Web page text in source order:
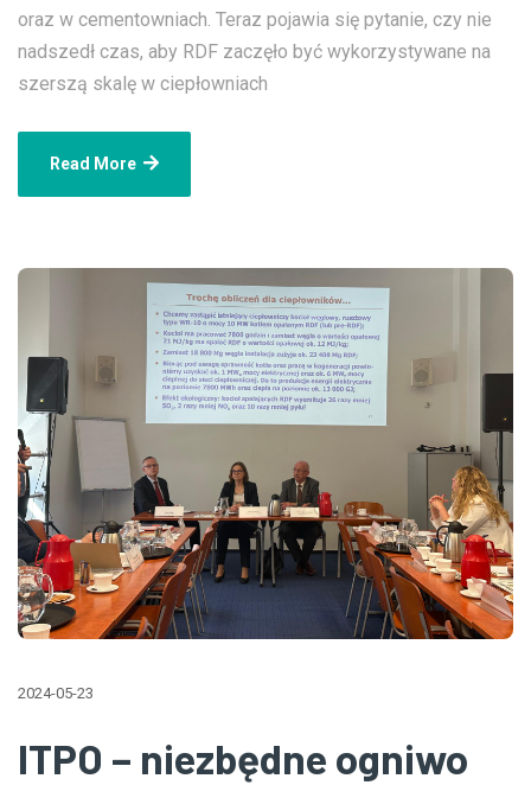
oraz w cementowniach. Teraz pojawia się pytanie, czy nie
nadszedł czas, aby RDF zaczęło być wykorzystywane na
szerszą skalę w ciepłowniach
Read More
2024-05-23
ITPO – niezbędne ogniwo